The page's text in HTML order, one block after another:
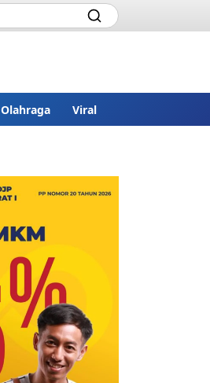
Olahraga Viral